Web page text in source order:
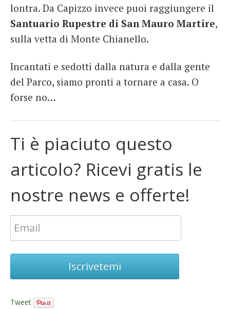
lontra. Da Capizzo invece puoi raggiungere il
Santuario Rupestre di San Mauro Martire,
sulla vetta di Monte Chianello.
Incantati e sedotti dalla natura e dalla gente
del Parco, siamo pronti a tornare a casa. O
forse no…
Ti è piaciuto questo
articolo? Ricevi gratis le
nostre news e offerte!
Iscrivetemi
Tweet